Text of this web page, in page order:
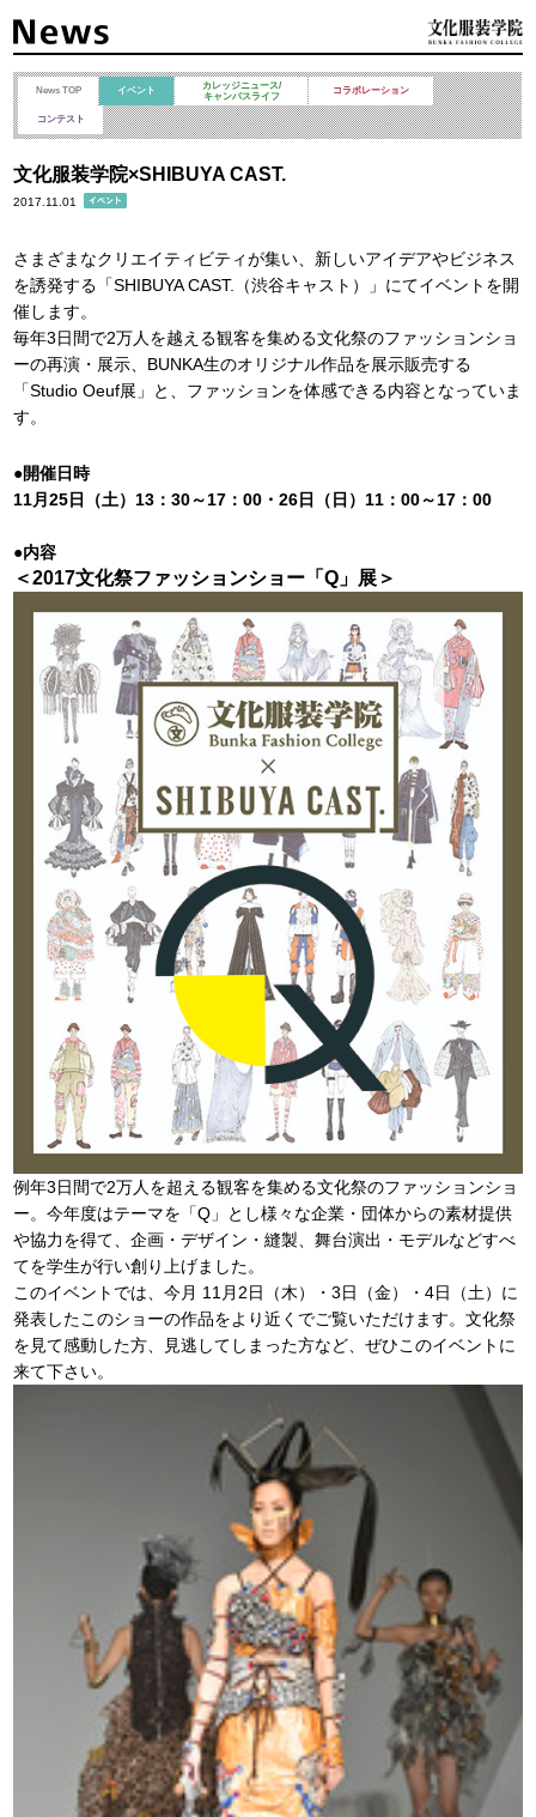
News TOP イベント
カレッジニュース/
キャンパスライフ
コラボレーション
コンテスト
文化服装学院×SHIBUYA CAST.
2017.11.01
さまざまなクリエイティビティが集い、新しいアイデアやビジネス
を誘発する「SHIBUYA CAST.（渋谷キャスト）」にてイベントを開
催します。
毎年3日間で2万人を越える観客を集める文化祭のファッションショ
ーの再演・展示、BUNKA生のオリジナル作品を展示販売する
「Studio Oeuf展」と、ファッションを体感できる内容となっていま
す。
●開催日時
11月25日（土）13：30～17：00・26日（日）11：00～17：00
●内容
＜2017文化祭ファッションショー「Q」展＞
例年3日間で2万人を超える観客を集める文化祭のファッションショ
ー。今年度はテーマを「Q」とし様々な企業・団体からの素材提供
や協力を得て、企画・デザイン・縫製、舞台演出・モデルなどすべ
てを学生が行い創り上げました。
このイベントでは、今月 11月2日（木）・3日（金）・4日（土）に
発表したこのショーの作品をより近くでご覧いただけます。文化祭
を見て感動した方、見逃してしまった方など、ぜひこのイベントに
来て下さい。